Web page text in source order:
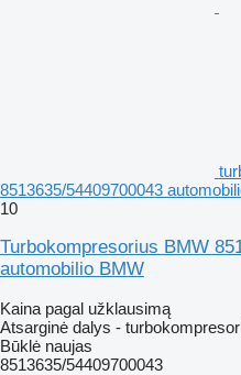
8513635/54409700043
10
Turbokompresorius BMW
automobilio BMW
Kaina pagal užklausimą
Atsarginė dalys -
Būklė naujas
8513635/54409700043